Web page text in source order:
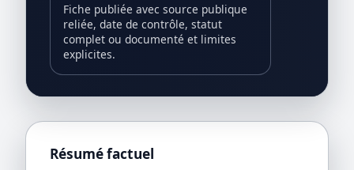
Fiche publiée avec source publique
reliée, date de contrôle, statut
complet ou documenté et limites
explicites.
Résumé factuel